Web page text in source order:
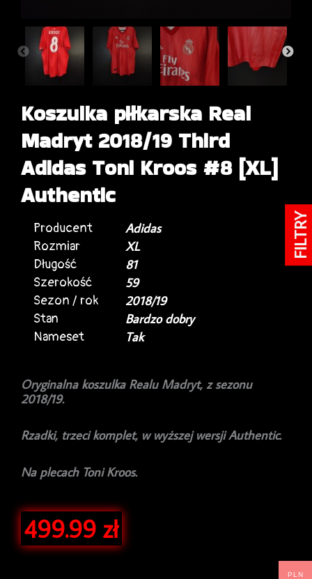
Koszulka piłkarska Real
Madryt 2018/19 Third
Adidas Toni Kroos #8 [XL]
Authentic
Producent
Adidas
Rozmiar
XL
Długość
81
Szerokość
59
Sezon / rok
2018/19
Stan
Bardzo dobry
Nameset
Tak
Oryginalna koszulka Realu Madryt, z sezonu
2018/19.
Rzadki, trzeci komplet, w wyższej wersji Authentic.
Na plecach Toni Kroos.
499.99 zł
PLN
FILTRY